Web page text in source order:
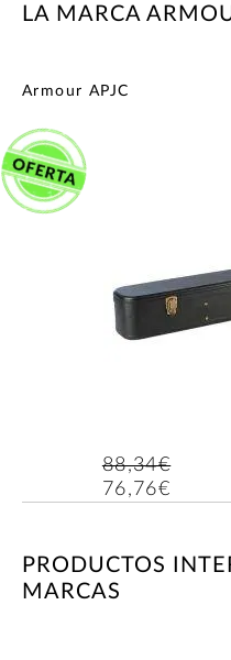
LA MARCA
Armour APJC
88,34€
76,76€
PRODUCTOS
MARCAS